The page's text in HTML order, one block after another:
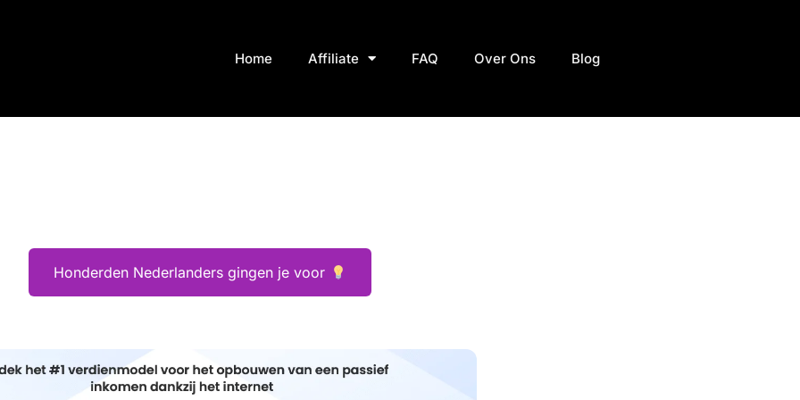
Home Affiliate FAQ Over Ons Blog
Honderden Nederlanders gingen je voor